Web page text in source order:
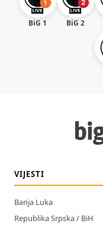
BiG 1 BiG 2
VIJESTI
Banja Luka
Republika Srpska / BiH